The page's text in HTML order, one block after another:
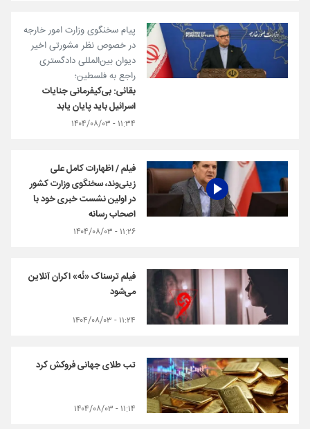
پیام سخنگوی وزارت امور خارجه
در خصوص نظر مشورتی اخیر
دیوان بین‌المللی دادگستری
راجع به ⁧فلسطین؛
بقائی: ‌بی‌کیفرمانی جنایات
اسرائیل باید پایان یابد
۱۱:۳۴ - ۱۴۰۴/۰۸/۰۳
فیلم / اظهارات کامل علی
زینی‌وند، سخنگوی وزارت کشور
در اولین نشست خبری خود با
اصحاب رسانه
۱۱:۲۶ - ۱۴۰۴/۰۸/۰۳
فیلم ترسناک «نُه» اکران آنلاین
می‌شود
۱۱:۲۴ - ۱۴۰۴/۰۸/۰۳
تب طلای جهانی فروکش کرد
۱۱:۱۴ - ۱۴۰۴/۰۸/۰۳